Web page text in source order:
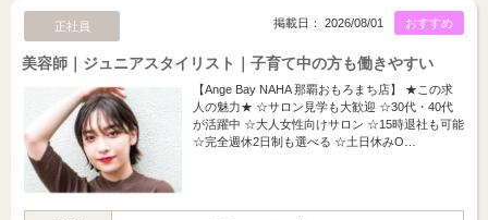
正社員 おすすめ
掲載日： 2026/08/01
美容師｜ジュニアスタイリスト｜子育て中の方も働きやすい
【Ange Bay NAHA 那覇おもろまち店】 ★この求
人の魅力★ ☆サロン見学も大歓迎 ☆30代・40代
が活躍中 ☆大人女性向けサロン ☆15時退社も可能
☆完全週休2日制も選べる ☆土日休みO…